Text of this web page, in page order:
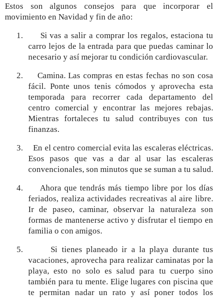
Estos son algunos consejos para que incorporar el
movimiento en Navidad y fin de año:
1.
Si vas a salir a comprar los regalos, estaciona tu
carro lejos de la entrada para que puedas caminar lo
necesario y así mejorar tu condición cardiovascular.
2.
Camina. Las compras en estas fechas no son cosa
fácil. Ponte unos tenis cómodos y aprovecha esta
temporada para recorrer cada departamento del
centro comercial y encontrar las mejores rebajas.
Mientras fortaleces tu salud contribuyes con tus
finanzas.
3.
En el centro comercial evita las escaleras eléctricas.
Esos pasos que vas a dar al usar las escaleras
convencionales, son minutos que se suman a tu salud.
4.
Ahora que tendrás más tiempo libre por los días
feriados, realiza actividades recreativas al aire libre.
Ir de paseo, caminar, observar la naturaleza son
formas de mantenerse activo y disfrutar el tiempo en
familia o con amigos.
5.
Si tienes planeado ir a la playa durante tus
vacaciones, aprovecha para realizar caminatas por la
playa, esto no solo es salud para tu cuerpo sino
también para tu mente. Elige lugares con piscina que
te permitan nadar un rato y así poner todos los